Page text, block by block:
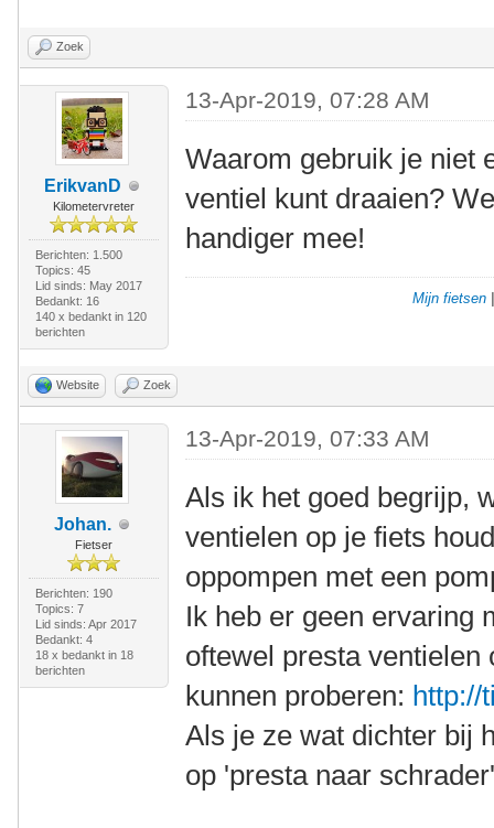
Zoek
ErikvanD
Kilometervreter
Berichten: 1.500
Topics: 45
Lid sinds: May 2017
Bedankt: 16
140 x bedankt in 120
berichten
13-Apr-2019, 07:28 AM
Waarom gebruik je niet
ventiel kunt draaien?
handiger mee!
Mijn fietsen
Website Zoek
Johan.
Fietser
Berichten: 190
Topics: 7
Lid sinds: Apr 2017
Bedankt: 4
18 x bedankt in 18
berichten
13-Apr-2019, 07:33 AM
Als ik het goed begrijp,
ventielen op je fiets
oppompen met een
Ik heb er geen ervaring
oftewel presta ventielen
kunnen proberen: http://
Als je ze wat dichter bij
op 'presta naar